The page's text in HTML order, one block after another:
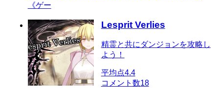
《ゲー
Lesprit Verlies
精霊と共にダンジョンを攻略し
よう！
平均点4.4
コメント数18